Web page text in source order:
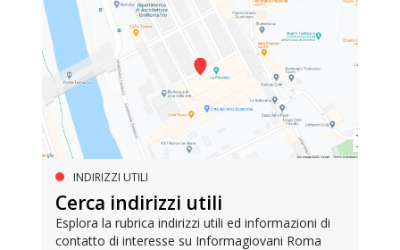
INDIRIZZI UTILI
Cerca indirizzi utili
Esplora la rubrica indirizzi utili ed informazioni di
contatto di interesse su Informagiovani Roma